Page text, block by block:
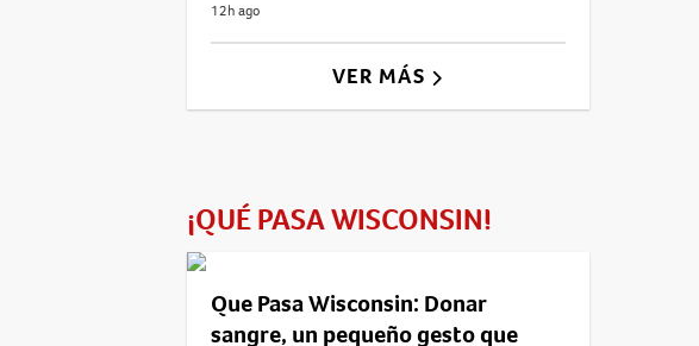
12h ago
VER MÁS
¡QUÉ PASA WISCONSIN!
Que Pasa Wisconsin: Donar
sangre, un pequeño gesto que